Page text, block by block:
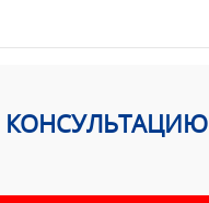
КОНСУЛЬТАЦИЮ